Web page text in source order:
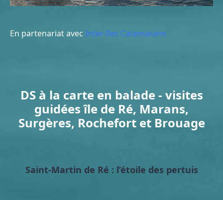
En partenariat avec Inter-îles Catamarans
DS à la carte en balade - visites
guidées île de Ré, Marans,
Surgères, Rochefort et Brouage
Saint-Martin de Ré : l’étoile des pertuis